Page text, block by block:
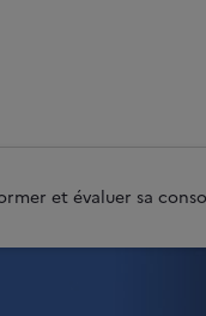
et évaluer sa